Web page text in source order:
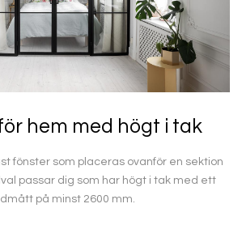
hem med högt i tak
fönster som placeras ovanför en sektion
passar dig som har högt i tak med ett
på minst 2600 mm.